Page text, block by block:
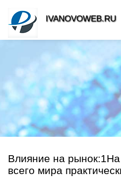
Влияние на
всего мира
IVANOVOWEB.RU